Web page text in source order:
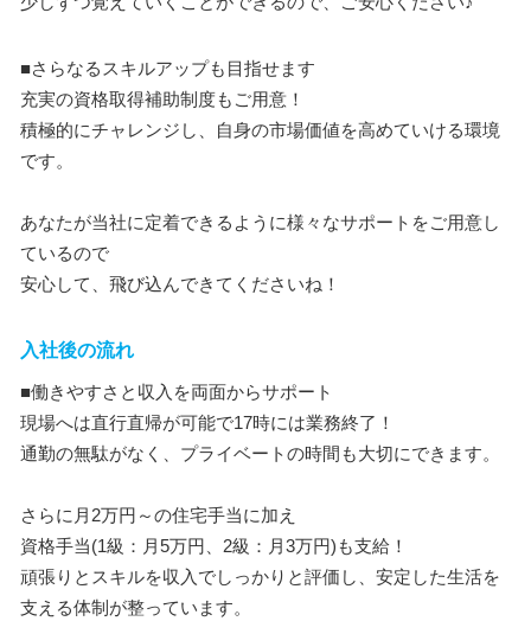
■さらなるスキルアップも目指せます
充実の資格取得補助制度もご用意！
積極的にチャレンジし、自身の市場価値を高めていける環境
です。
あなたが当社に定着できるように様々なサポートをご用意し
ているので
安心して、飛び込んできてくださいね！
入社後の流れ
■働きやすさと収入を両面からサポート
現場へは直行直帰が可能で17時には業務終了！
通勤の無駄がなく、プライベートの時間も大切にできます。
さらに月2万円～の住宅手当に加え
資格手当(1級：月5万円、2級：月3万円)も支給！
頑張りとスキルを収入でしっかりと評価し、安定した生活を
支える体制が整っています。